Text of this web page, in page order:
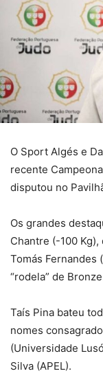
O Sport Algés e
recente
disputou no
Os grandes
Chantre (-100
Tomás Fernandes
“rodela” de
Taís Pina bateu
nomes
(Universidade
Silva (APEL).